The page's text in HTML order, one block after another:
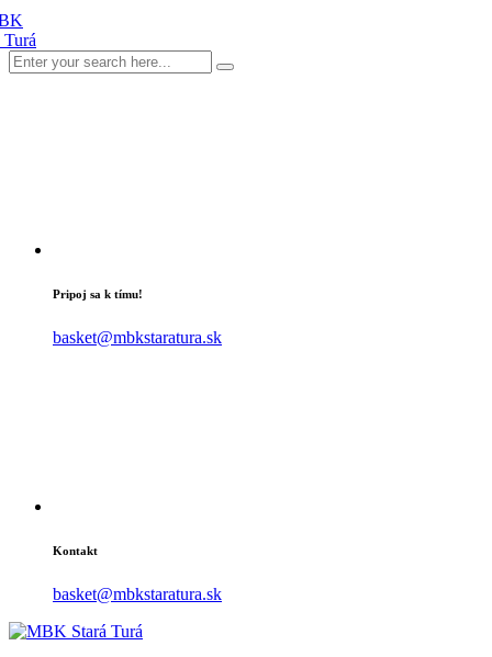
Pripoj sa k tímu!
basket@mbkstaratura.sk
Kontakt
basket@mbkstaratura.sk